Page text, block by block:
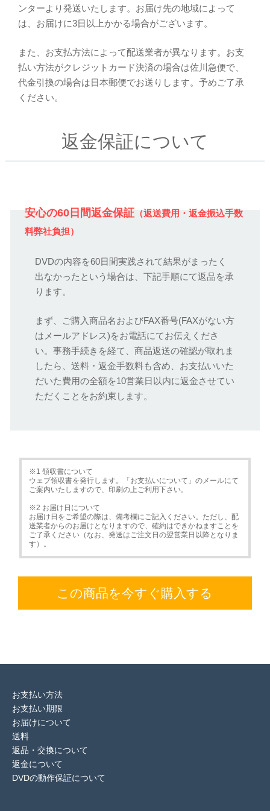
ンターより発送いたします。お届け先の地域によって
は、お届けに3日以上かかる場合がございます。
また、お支払方法によって配送業者が異なります。お支
払い方法がクレジットカード決済の場合は佐川急便で、
代金引換の場合は日本郵便でお送りします。予めご了承
ください。
返金保証について
安心の60日間返金保証 （返送費用・返金振込手数
料弊社負担）
DVDの内容を60日間実践されて結果がまったく
出なかったという場合は、下記手順にて返品を承
ります。
まず、ご購入商品名およびFAX番号(FAXがない方
はメールアドレス)をお電話にてお伝えくださ
い。事務手続きを経て、商品返送の確認が取れま
したら、送料・返金手数料も含め、お支払いいた
だいた費用の全額を10営業日以内に返金させてい
ただくことをお約束します。
※1 領収書について
ウェブ領収書を発行します。「お支払いについて」のメールにて
ご案内いたしますので、印刷の上ご利用下さい。
※2 お届け日について
お届け日をご希望の際は、備考欄にご記入ください。ただし、配
送業者からのお届けとなりますので、確約はできかねますことを
ご了承ください（なお、発送はご注文日の翌営業日以降となりま
す）。
この商品を今すぐ購入する
お支払い方法
お支払い期限
お届けについて
送料
返品・交換について
返金について
DVDの動作保証について